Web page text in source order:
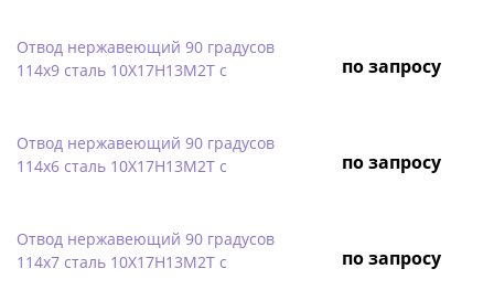
Отвод нержавеющий 90 градусов
114х9 сталь 10Х17Н13М2Т с
по запросу
Отвод нержавеющий 90 градусов
114х6 сталь 10Х17Н13М2Т с
по запросу
Отвод нержавеющий 90 градусов
114х7 сталь 10Х17Н13М2Т с
по запросу